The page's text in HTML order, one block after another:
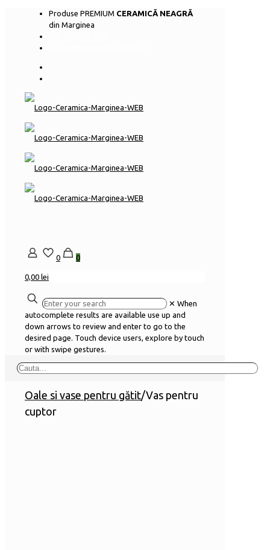
Produse PREMIUM CERAMICĂ NEAGRĂ
din Marginea
0 0
0,00 lei
✕ When
autocomplete results are available use up and
down arrows to review and enter to go to the
desired page. Touch device users, explore by touch
or with swipe gestures.
Oale si vase pentru gătit/Vas pentru
cuptor